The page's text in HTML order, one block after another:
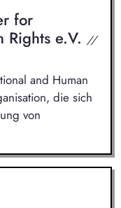
for
Rights e.V. //
and Human
die sich
von